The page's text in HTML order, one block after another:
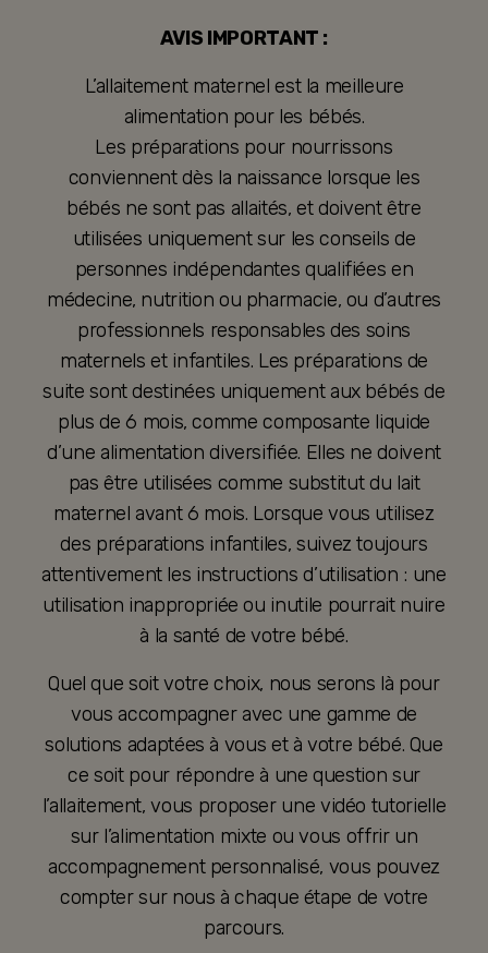
AVIS IMPORTANT :
L’allaitement maternel est la meilleure
alimentation pour les bébés.
Les préparations pour nourrissons
conviennent dès la naissance lorsque les
bébés ne sont pas allaités, et doivent être
utilisées uniquement sur les conseils de
personnes indépendantes qualifiées en
médecine, nutrition ou pharmacie, ou d’autres
professionnels responsables des soins
maternels et infantiles. Les préparations de
suite sont destinées uniquement aux bébés de
plus de 6 mois, comme composante liquide
d’une alimentation diversifiée. Elles ne doivent
pas être utilisées comme substitut du lait
maternel avant 6 mois. Lorsque vous utilisez
des préparations infantiles, suivez toujours
attentivement les instructions d’utilisation : une
utilisation inappropriée ou inutile pourrait nuire
à la santé de votre bébé.
Quel que soit votre choix, nous serons là pour
vous accompagner avec une gamme de
solutions adaptées à vous et à votre bébé. Que
ce soit pour répondre à une question sur
l’allaitement, vous proposer une vidéo tutorielle
sur l’alimentation mixte ou vous offrir un
accompagnement personnalisé, vous pouvez
compter sur nous à chaque étape de votre
parcours.